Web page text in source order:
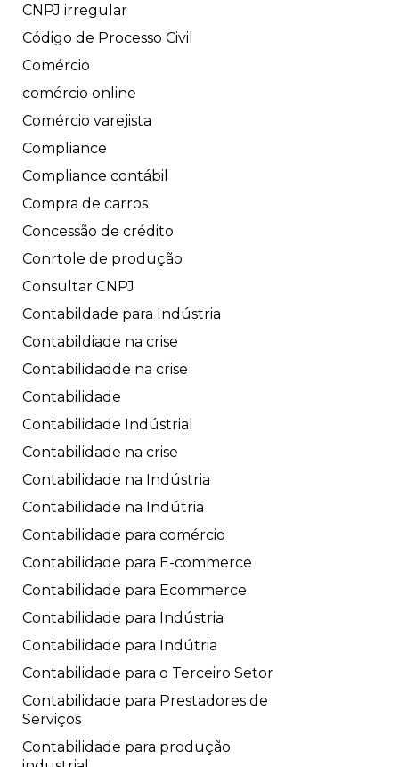
CNPJ irregular
Código de Processo Civil
Comércio
comércio online
Comércio varejista
Compliance
Compliance contábil
Compra de carros
Concessão de crédito
Conrtole de produção
Consultar CNPJ
Contabildade para Indústria
Contabildiade na crise
Contabilidadde na crise
Contabilidade
Contabilidade Indústrial
Contabilidade na crise
Contabilidade na Indústria
Contabilidade na Indútria
Contabilidade para comércio
Contabilidade para E-commerce
Contabilidade para Ecommerce
Contabilidade para Indústria
Contabilidade para Indútria
Contabilidade para o Terceiro Setor
Contabilidade para Prestadores de
Serviços
Contabilidade para produção